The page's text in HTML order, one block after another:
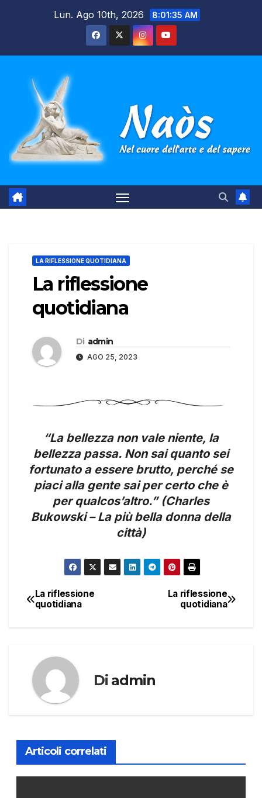
Lun. Ago 10th, 2026 8:01:36 AM
LA RIFLESSIONE QUOTIDIANA
La riflessione
quotidiana
Di admin
AGO 25, 2023
“La bellezza non vale niente, la
bellezza passa. Non sai quanto sei
fortunato a essere brutto, perché se
piaci alla gente sai per certo che è
per qualcos’altro.” (Charles
Bukowski – La più bella donna della
città)
Navigazione
La riflessione
quotidiana
La riflessione
quotidiana
Di admin
Articoli correlati